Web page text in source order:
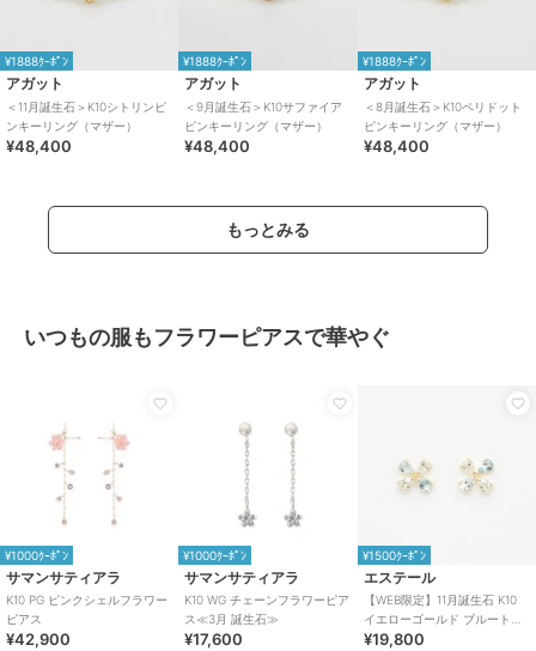
¥1888ｸｰﾎﾟﾝ
アガット
＜11月誕生石＞K10シトリンピ
ンキーリング（マザー）
¥48,400
¥1888ｸｰﾎﾟﾝ
アガット
＜9月誕生石＞K10サファイア
ピンキーリング（マザー）
¥48,400
¥1888ｸｰﾎﾟﾝ
アガット
＜8月誕生石＞K10ペリドット
ピンキーリング（マザー）
¥48,400
もっとみる
いつもの服もフラワーピアスで華やぐ
¥1000ｸｰﾎﾟﾝ
サマンサティアラ
K10 PG ピンクシェルフラワー
ピアス
¥42,900
¥1000ｸｰﾎﾟﾝ
サマンサティアラ
K10 WG チェーンフラワーピア
ス≪3月 誕生石≫
¥17,600
¥1500ｸｰﾎﾟﾝ
エステール
【WEB限定】11月誕生石 K10
イエローゴールド ブルートパ
ーズ フラワー ピアス
¥19,800